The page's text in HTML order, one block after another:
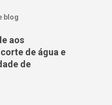
blog
aos
de água e
de